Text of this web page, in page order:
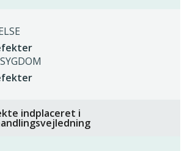
indplaceret i